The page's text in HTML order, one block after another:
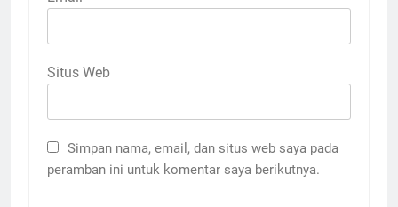
Situs Web
Simpan nama, email, dan situs web saya pada
peramban ini untuk komentar saya berikutnya.